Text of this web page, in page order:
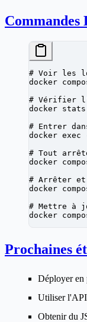
Commandes
# Voir les
docker
# Vérifier
docker stats
# Entrer
docker exec
# Tout
docker
# Arrêter et
docker
# Mettre à
docker
Prochaines
Déployer en
Utiliser l'API
Obtenir du